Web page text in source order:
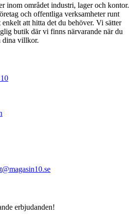
inom området industri, lager och kontor.
och offentliga verksamheter runt
att hitta det du behöver. Vi sätter
butik där vi finns närvarande när du
dina villkor.
erbjudanden!